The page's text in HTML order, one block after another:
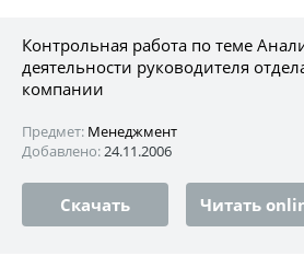
Контрольная работа по теме
деятельности руководителя
компании
Предмет: Менеджмент
Добавлено:24.11.2006
Скачать Читать